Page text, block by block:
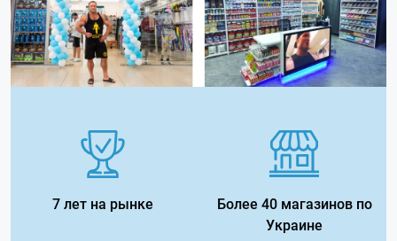
7 лет на рынке
Более 40 магазинов по
Украине